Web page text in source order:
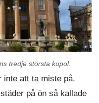
tredje största kupol.
inte att ta miste på.
på ön så kallade